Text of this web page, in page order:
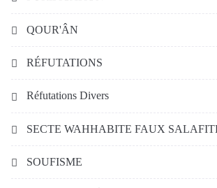
QOUR'ÂN
RÉFUTATIONS
Réfutations Divers
SECTE WAHHABITE FAUX
SOUFISME